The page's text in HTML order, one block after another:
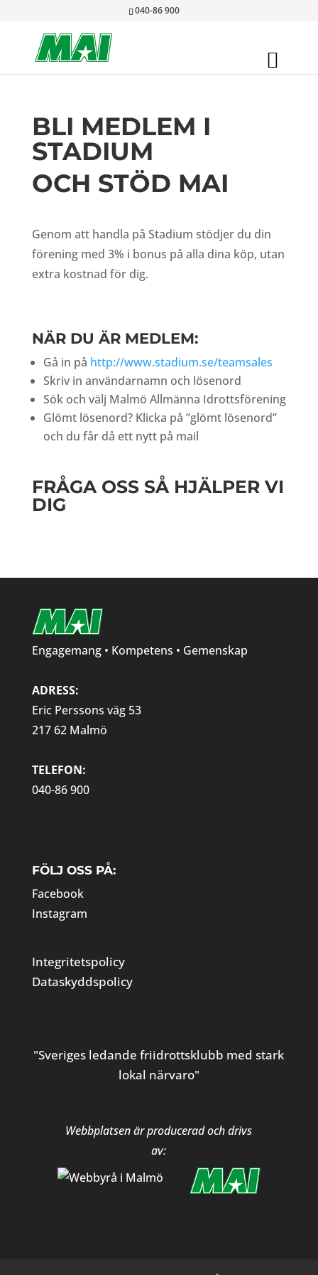
040-86 900
BLI MEDLEM I
STADIUM
OCH STÖD MAI
Genom att handla på Stadium stödjer du din
förening med 3% i bonus på alla dina köp, utan
extra kostnad för dig.
NÄR DU ÄR MEDLEM:
Gå in på http://www.stadium.se/teamsales
Skriv in användarnamn och lösenord
Sök och välj Malmö Allmänna Idrottsförening
Glömt lösenord? Klicka på ”glömt lösenord”
och du får då ett nytt på mail
FRÅGA OSS SÅ HJÄLPER VI
DIG
Engagemang • Kompetens • Gemenskap
ADRESS:
Eric Perssons väg 53
217 62 Malmö
TELEFON:
040-86 900
FÖLJ OSS PÅ:
Facebook
Instagram
Integritetspolicy
Dataskyddspolicy
"Sveriges ledande friidrottsklubb med stark
lokal närvaro"
Webbplatsen är producerad och drivs
av: